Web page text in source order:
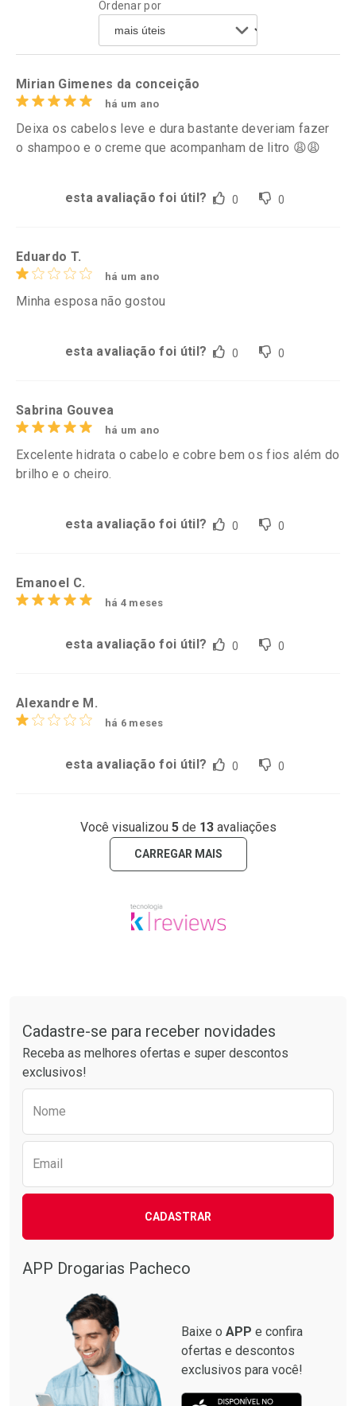
Comprar sem Desconto
Por R$ 20,24/cada
Comprar sem Desconto
Comprar sem Desconto
Por R$ 21,86/cada
Por R$ 21,86/cada
Ordenar por
Mirian Gimenes da conceição
há um ano
Deixa os cabelos leve e dura bastante deveriam fazer
o shampoo e o creme que acompanham de litro 😩😩
esta avaliação foi útil? 0 0
Eduardo T.
há um ano
Minha esposa não gostou
esta avaliação foi útil? 0 0
Sabrina Gouvea
há um ano
Excelente hidrata o cabelo e cobre bem os fios além do
brilho e o cheiro.
esta avaliação foi útil? 0 0
Emanoel C.
há 4 meses
esta avaliação foi útil? 0 0
Alexandre M.
há 6 meses
esta avaliação foi útil? 0 0
Você visualizou 5de 13avaliações
CARREGAR MAIS
Cadastre-se para receber novidades
Receba as melhores ofertas e super descontos
exclusivos!
Nome
Email
CADASTRAR
APP Drogarias Pacheco
Baixe o APP e confira
ofertas e descontos
exclusivos para você!